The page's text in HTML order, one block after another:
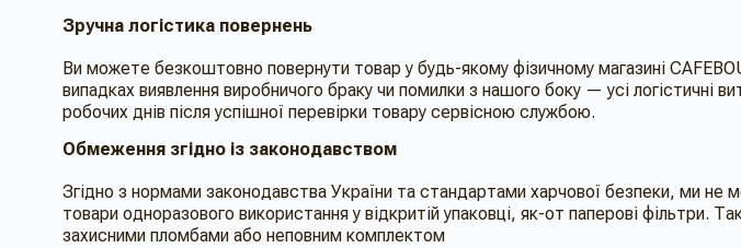
Зручна логістика повернень
Ви можете безкоштовно повернути товар у будь-якому фізичному магазині
випадках виявлення виробничого браку чи помилки з нашого боку — усі
робочих днів після успішної перевірки товару сервісною службою.
Обмеження згідно із законодавством
Згідно з нормами законодавства України та стандартами харчової безпеки, ми
товари одноразового використання у відкритій упаковці, як-от паперові
захисними пломбами або неповним комплектом